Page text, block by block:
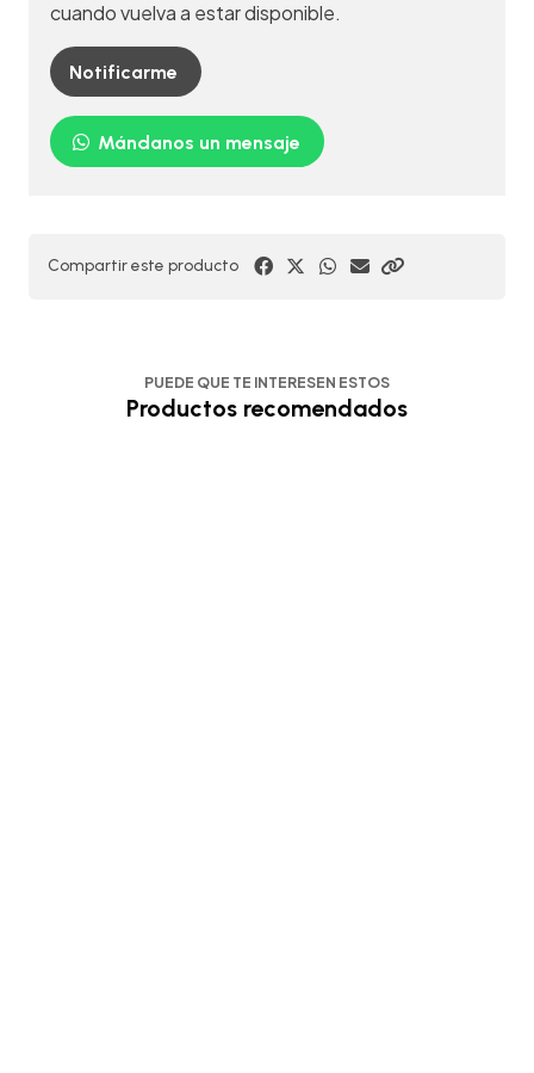
cuando vuelva a estar disponible.
Notificarme
Mándanos un mensaje
Compartir este producto
PUEDE QUE TE INTERESEN ESTOS
Productos recomendados